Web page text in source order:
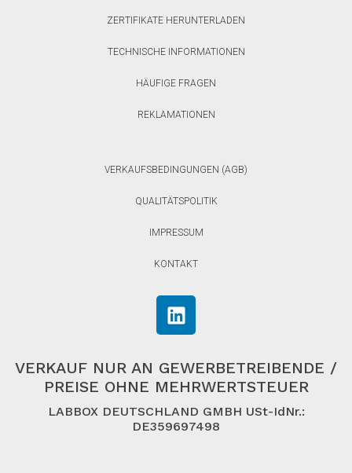
ZERTIFIKATE HERUNTERLADEN
TECHNISCHE INFORMATIONEN
HÄUFIGE FRAGEN
REKLAMATIONEN
VERKAUFSBEDINGUNGEN (AGB)
QUALITÄTSPOLITIK
IMPRESSUM
KONTAKT
VERKAUF NUR AN GEWERBETREIBENDE /
PREISE OHNE MEHRWERTSTEUER
LABBOX DEUTSCHLAND GMBH USt-IdNr.:
DE359697498